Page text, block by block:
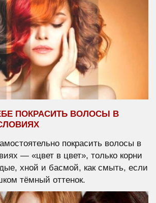
ПОКРАСИТЬ ВОЛОСЫ В
покрасить волосы в
— «цвет в цвет», только корни
хной и басмой, как смыть, если
тёмный оттенок.